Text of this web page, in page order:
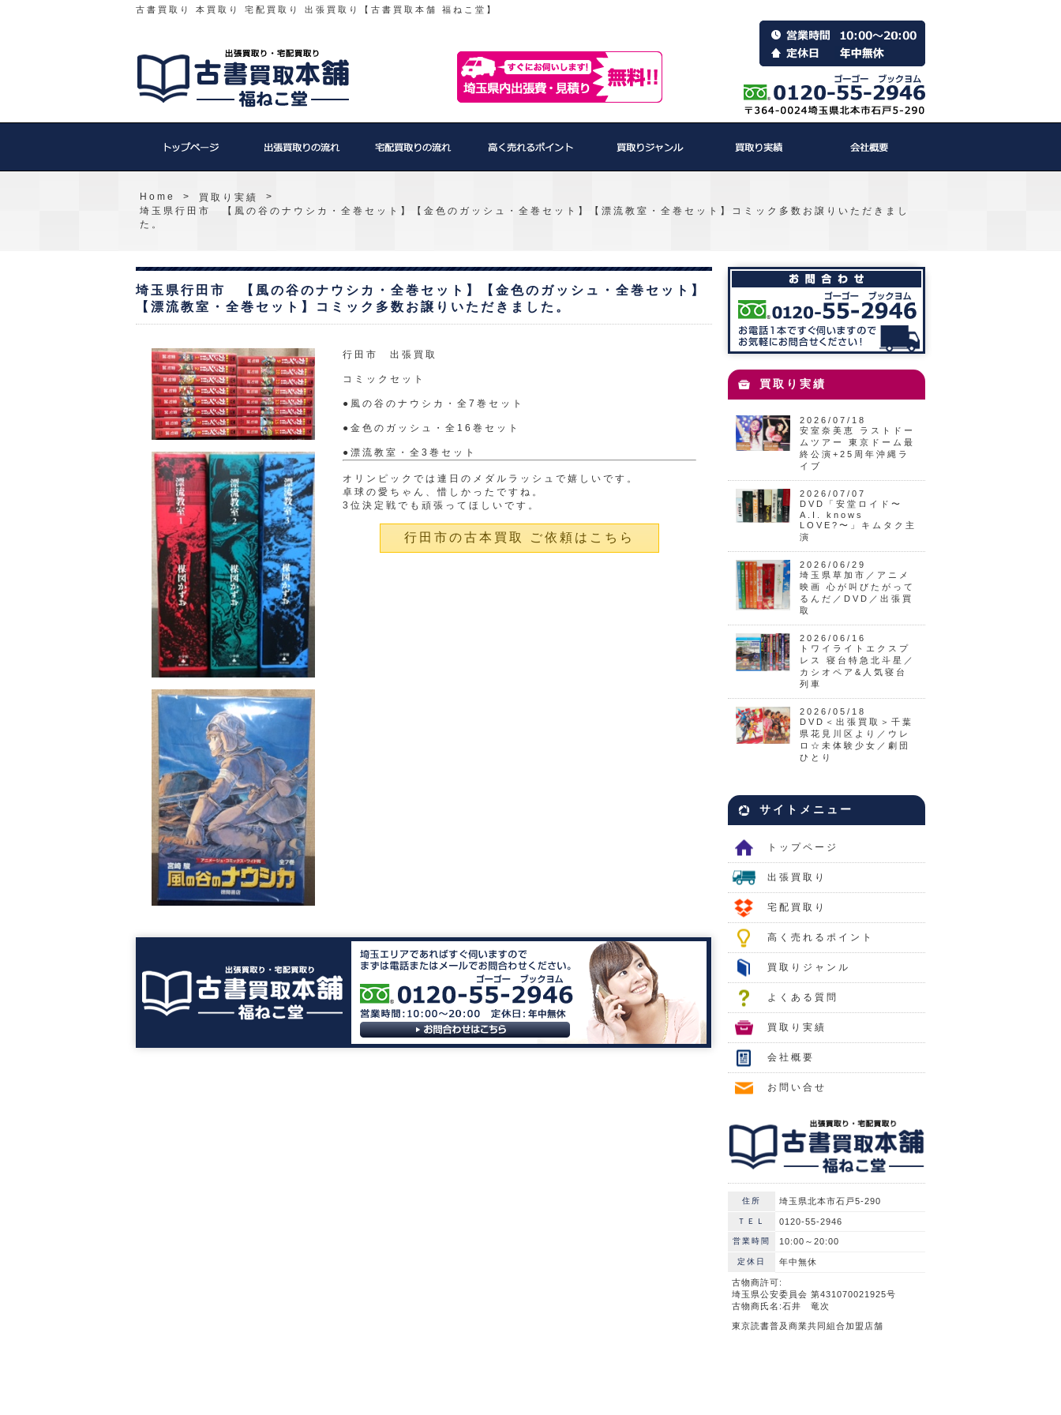
古書買取り 本買取り 宅配買取り 出張買取り【古書買取本舗 福ねこ堂】
Home > 買取り実績
>
埼玉県行田市 【風の谷のナウシカ・全巻セット】【金色のガッシュ・全巻セット】【漂流教室・全巻セット】コミック多数お譲りいただきまし
た。
埼玉県行田市 【風の谷のナウシカ・全巻セット】【金色のガッシュ・全巻セット】
【漂流教室・全巻セット】コミック多数お譲りいただきました。
行田市 出張買取
コミックセット
●風の谷のナウシカ・全7巻セット
●金色のガッシュ・全16巻セット
●漂流教室・全3巻セット
オリンピックでは連日のメダルラッシュで嬉しいです。
卓球の愛ちゃん、惜しかったですね。
3位決定戦でも頑張ってほしいです。
行田市の古本買取 ご依頼はこちら
買取り実績
2026/07/18
安室奈美恵 ラストドー
ムツアー 東京ドーム最
終公演+25周年沖縄ラ
イブ
2026/07/07
DVD「安堂ロイド〜
A.I. knows
LOVE?〜」キムタク主
演
2026/06/29
埼玉県草加市／アニメ
映画 心が叫びたがって
るんだ／DVD／出張買
取
2026/06/16
トワイライトエクスプ
レス 寝台特急北斗星／
カシオペア&人気寝台
列車
2026/05/18
DVD＜出張買取＞千葉
県花見川区より／ウレ
ロ☆未体験少女／劇団
ひとり
サイトメニュー
トップページ
出張買取り
宅配買取り
高く売れるポイント
買取りジャンル
よくある質問
買取り実績
会社概要
お問い合せ
住所 埼玉県北本市石戸5-290
ＴＥＬ 0120-55-2946
営業時間 10:00～20:00
定休日 年中無休
古物商許可:
埼玉県公安委員会 第431070021925号
古物商氏名:石井 竜次
東京読書普及商業共同組合加盟店舗